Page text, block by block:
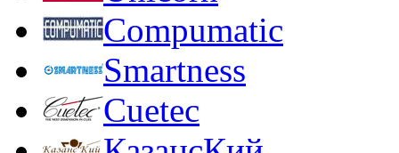
Compumatic
Smartness
Cuetec